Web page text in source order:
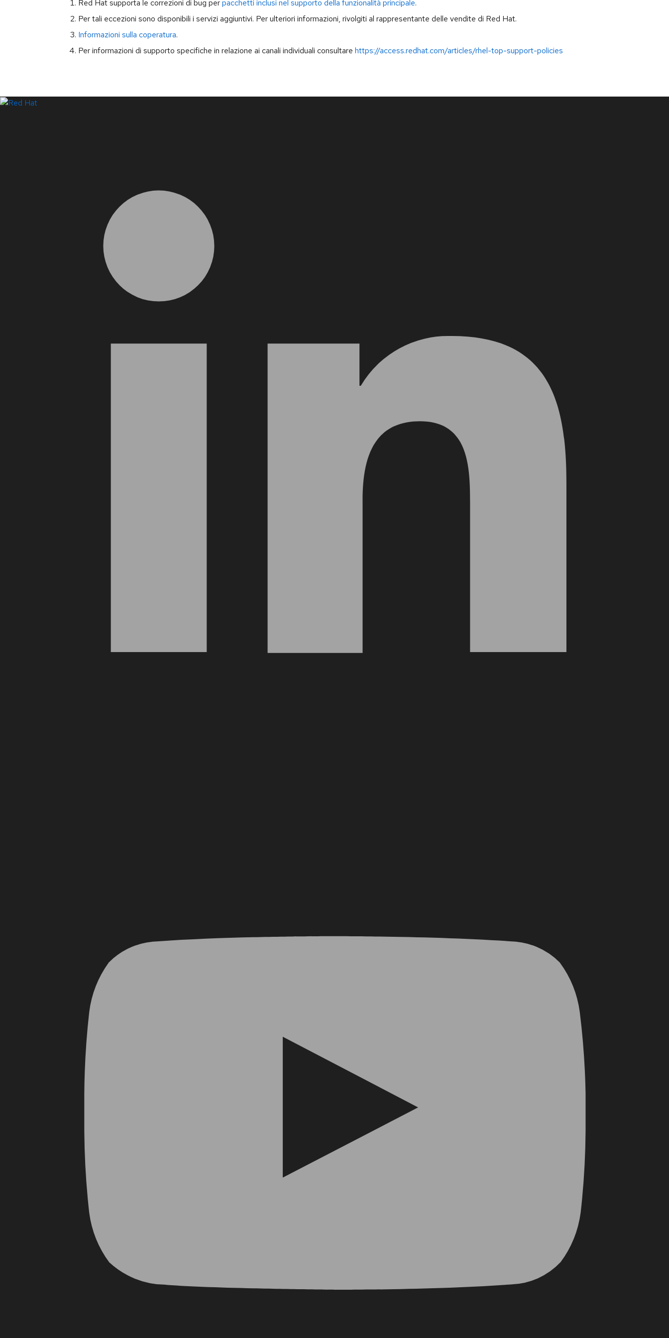
Red Hat supporta le correzioni di bug perpacchetti inclusi nel supporto della funzionalità principale.
Per tali eccezioni sono disponibili i servizi aggiuntivi. Per ulteriori informazioni, rivolgiti al rappresentante delle vendite di Red Hat.
Informazioni sulla coperatura.
Per informazioni di supporto specifiche in relazione ai canali individuali consultare https://access.redhat.com/articles/rhel-top-support-policies